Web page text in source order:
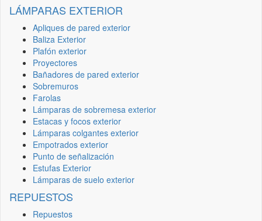
LÁMPARAS EXTERIOR
Apliques de pared exterior
Baliza Exterior
Plafón exterior
Proyectores
Bañadores de pared exterior
Sobremuros
Farolas
Lámparas de sobremesa exterior
Estacas y focos exterior
Lámparas colgantes exterior
Empotrados exterior
Punto de señalización
Estufas Exterior
Lámparas de suelo exterior
REPUESTOS
Repuestos